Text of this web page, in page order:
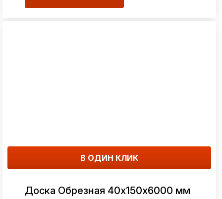
В ОДИН КЛИК
Доска Обрезная 40х150х6000 мм